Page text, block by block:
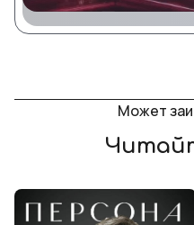
Может